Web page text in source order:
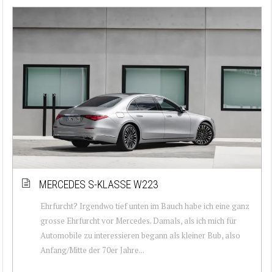
MERCEDES S-KLASSE W223
Ehrfurcht? Irgendwo tief unten im Bauch habe ich eine ganz
grosse Ehrfurcht vor Mercedes. Damals, als ich mich für
Automobile zu interessieren begann als kleiner Bub, also
Anfang/Mitte der 70er Jahre...